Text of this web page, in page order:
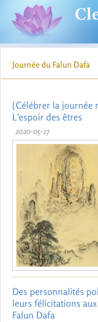
Journée du Falun Dafa
[Célébrer la journée
L’espoir des êtres
2020-05-17
Des personnalités
leurs félicitations
Falun Dafa